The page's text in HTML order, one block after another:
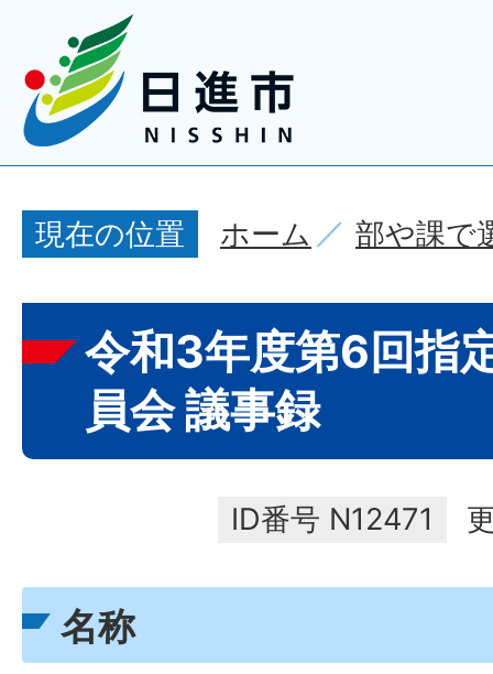
現在の位置 ホーム 部や課で
令和3年度第6回指
員会 議事録
ID番号 N12471
名称